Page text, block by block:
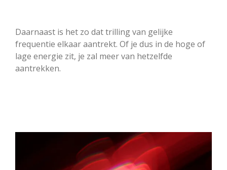
Daarnaast is het zo dat trilling van gelijke
frequentie elkaar aantrekt. Of je dus in de hoge of
lage energie zit, je zal meer van hetzelfde
aantrekken.